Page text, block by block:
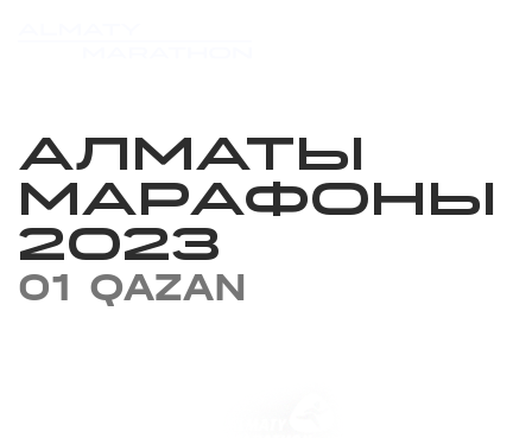
АЛМАТЫ
МАРАФОНЫ
2023
01 QAZAN